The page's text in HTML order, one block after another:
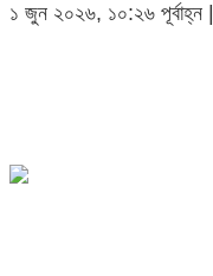
১ জুন ২০২৬, ১০:২৬ পূর্বাহ্ন